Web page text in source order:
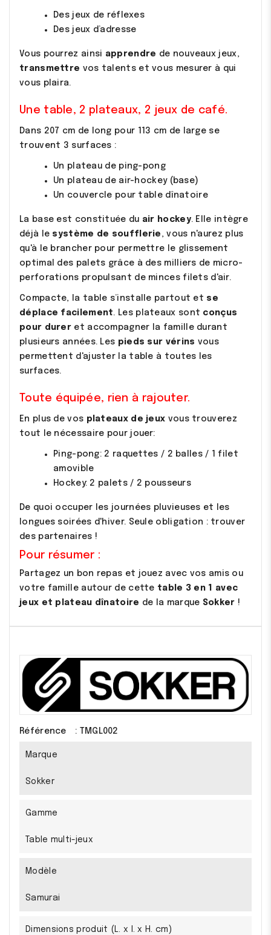
Des jeux de réflexes
Des jeux d’adresse
Vous pourrez ainsi apprendre de nouveaux jeux,
transmettre vos talents et vous mesurer à qui
vous plaira.
Une table, 2 plateaux, 2 jeux de café.
Dans 207 cm de long pour 113 cm de large se
trouvent 3 surfaces :
Un plateau de ping-pong
Un plateau de air-hockey (base)
Un couvercle pour table dînatoire
La base est constituée du air hockey. Elle intègre
déjà le système de soufflerie , vous n'aurez plus
qu'à le brancher pour permettre le glissement
optimal des palets grâce à des milliers de micro-
perforations propulsant de minces filets d'air.
Compacte, la table s’installe partout et se
déplace facilement. Les plateaux sont conçus
pour durer et accompagner la famille durant
plusieurs années. Les pieds sur vérins vous
permettent d'ajuster la table à toutes les
surfaces.
Toute équipée, rien à rajouter.
En plus de vos plateaux de jeux vous trouverez
tout le nécessaire pour jouer:
Ping-pong: 2 raquettes / 2 balles / 1 filet
amovible
Hockey: 2 palets / 2 pousseurs
De quoi occuper les journées pluvieuses et les
longues soirées d'hiver. Seule obligation : trouver
des partenaires !
Pour résumer :
Partagez un bon repas et jouez avec vos amis ou
votre famille autour de cette table 3 en 1 avec
jeux et plateau dînatoire de la marque Sokker !
Référence : TMGL002
Marque
Sokker
Gamme
Table multi-jeux
Modèle
Samurai
Dimensions produit (L. x l. x H. cm)